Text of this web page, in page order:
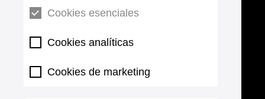
Cookies esenciales
Cookies analíticas
Cookies de marketing